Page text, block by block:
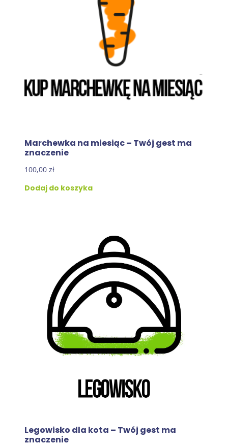
Marchewka na miesiąc – Twój gest ma
znaczenie
100,00 zł
Dodaj do koszyka
Legowisko dla kota – Twój gest ma
znaczenie